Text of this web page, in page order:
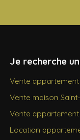
Je recherche
Vente appartement
Vente maison
Vente appartement
Location